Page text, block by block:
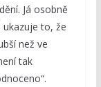
Já osobně
to, že
než ve
tak